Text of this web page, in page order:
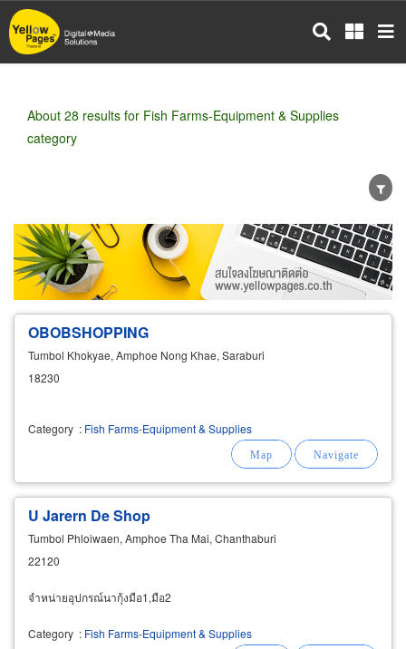
Skip
to
main
About 28 results for Fish Farms-Equipment & Supplies
category
Wholesale Retail Manufacturer
Dealer
Exporter/Importer
Service Business
OBOBSHOPPING
Tumbol Khokyae, Amphoe Nong Khae, Saraburi
18230
Category : Fish Farms-Equipment & Supplies
U Jarern De Shop
Tumbol Phloiwaen, Amphoe Tha Mai, Chanthaburi
22120
จำหน่ายอุปกรณ์นากุ้งมือ1,มือ2
Category : Fish Farms-Equipment & Supplies